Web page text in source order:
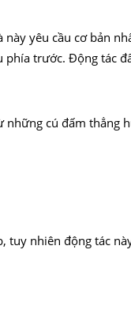
này yêu cầu cơ bản
trước. Động tác
cú đấm thẳng
tuy nhiên động tác